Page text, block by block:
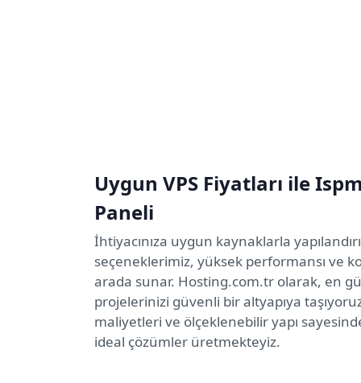
Uygun VPS Fiyatları ile
Paneli
İhtiyacınıza uygun kaynaklarla
seçeneklerimiz, yüksek performansı ve
arada sunar. Hosting.com.tr olarak, en
projelerinizi güvenli bir altyapıya
maliyetleri ve ölçeklenebilir yapı
ideal çözümler üretmekteyiz.